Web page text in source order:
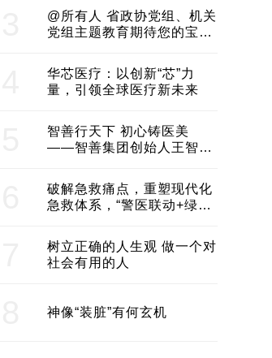
@所有人 省政协党组、机关
党组主题教育期待您的宝贵
华芯医疗：以创新“芯”力
量，引领全球医疗新未来
智善行天下 初心铸医美
——智善集团创始人王智带
建医美产业良性生态圈
破解急救痛点，重塑现代化
急救体系，“警医联动+绿波
树立正确的人生观 做一个对
社会有用的人
神像“装脏”有何玄机